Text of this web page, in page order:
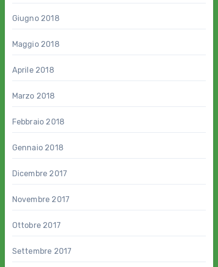
Giugno 2018
Maggio 2018
Aprile 2018
Marzo 2018
Febbraio 2018
Gennaio 2018
Dicembre 2017
Novembre 2017
Ottobre 2017
Settembre 2017